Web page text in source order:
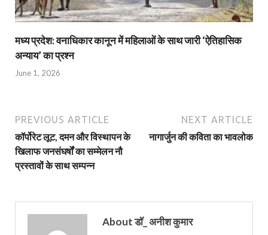
मध्य प्रदेश: वनाधिकार कानून में महिलाओं के साथ जारी ‘ऐतिहासिक
अन्याय’ का प्रश्न
June 1, 2026
PREVIOUS ARTICLE
कॉर्पोरेट लूट, दमन और विस्थापन के
खिलाफ जनसंघर्षों का सम्मेलन नौ
प्रस्तावों के साथ सम्पन्न
NEXT ARTICLE
नागार्जुन की कविता का भावलोक
About डॉ_ अनीश कुमार